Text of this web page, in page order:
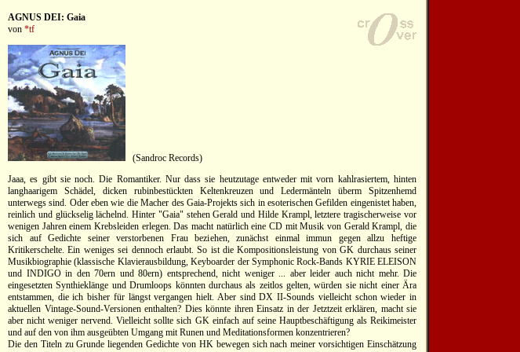
AGNUS DEI: Gaia
von *tf
(Sandroc Records)
Jaaa, es gibt sie noch. Die Romantiker. Nur dass sie heutzutage entweder mit vorn kahlrasiertem, hinten
langhaarigem Schädel, dicken rubinbestückten Keltenkreuzen und Ledermänteln überm Spitzenhemd
unterwegs sind. Oder eben wie die Macher des Gaia-Projekts sich in esoterischen Gefilden eingenistet haben,
reinlich und glückselig lächelnd. Hinter "Gaia" stehen Gerald und Hilde Krampl, letztere tragischerweise vor
wenigen Jahren einem Krebsleiden erlegen. Das macht natürlich eine CD mit Musik von Gerald Krampl, die
sich auf Gedichte seiner verstorbenen Frau beziehen, zunächst einmal immun gegen allzu heftige
Kritikerschelte. Ein weniges sei dennoch erlaubt. So ist die Kompositionsleistung von GK durchaus seiner
Musikbiographie (klassische Klavierausbildung, Keyboarder der Symphonic Rock-Bands KYRIE ELEISON
und INDIGO in den 70ern und 80ern) entsprechend, nicht weniger ... aber leider auch nicht mehr. Die
eingesetzten Synthieklänge und Drumloops könnten durchaus als zeitlos gelten, würden sie nicht einer Ära
entstammen, die ich bisher für längst vergangen hielt. Aber sind DX II-Sounds vielleicht schon wieder in
aktuellen Vintage-Sound-Versionen enthalten? Dies könnte ihren Einsatz in der Jetztzeit erklären, macht sie
aber nicht weniger nervend. Vielleicht sollte sich GK einfach auf seine Hauptbeschäftigung als Reikimeister
und auf den von ihm ausgeübten Umgang mit Runen und Meditationsformen konzentrieren?
Die den Titeln zu Grunde liegenden Gedichte von HK bewegen sich nach meiner vorsichtigen Einschätzung